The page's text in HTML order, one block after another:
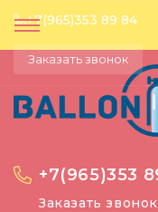
+7(965)353
Заказать звонок
+7(965)353 89 84
Заказать звонок